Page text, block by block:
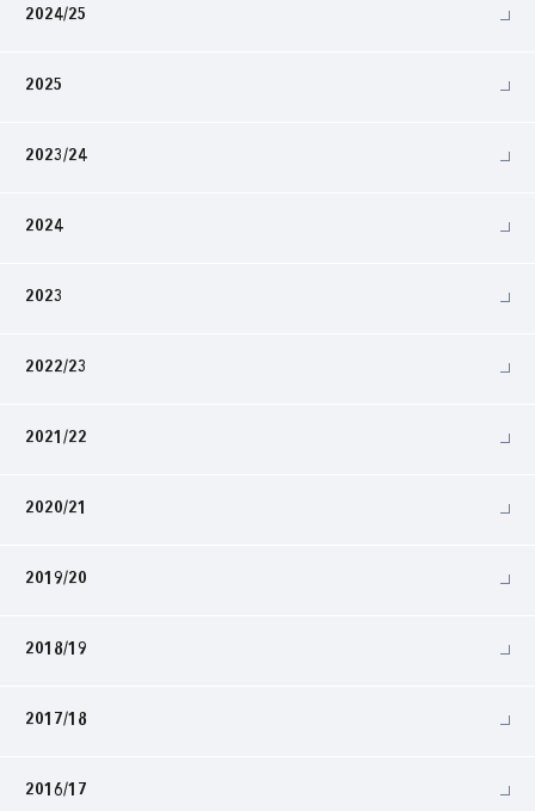
2024/25
2025
2023/24
2024
2023
2022/23
2021/22
2020/21
2019/20
2018/19
2017/18
2016/17